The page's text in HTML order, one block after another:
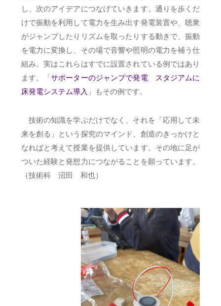
し、次のアイデアにつなげていきます。通りを歩くだ
けで振動を利用して電力を生み出す発電装置や、聴衆
がジャンプしたりリズムを取ったりする動きで、振動
を電力に変換し、その場で音響や照明の電力を補う仕
組み。実はこれらはすでに設置されている例ではあり
ます。「サポーターのジャンプで発電 スタジアムに
床発電システム導入 」もその例です。
技術の知識を学ぶだけでなく、それを「応用して未
来を創る」という探究のマインド、創造のきっかけと
なればと考えて授業を提供しています。その地に足が
ついた経験と発想力につながることを願っています。
（技術科 沼田 和也）